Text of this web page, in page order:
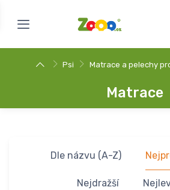
Psi Matrace a pelechy
Matrace
Dle názvu (A-Z)
Nejdražší